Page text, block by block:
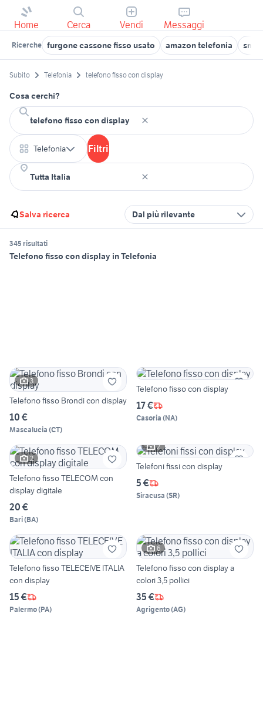
Home Cerca Vendi Messaggi
Ricerche furgone cassone fisso usato amazon telefonia
Subito Telefonia telefono fisso con display
Cosa cerchi?
Telefonia Filtri
Salva ricerca Dal più rilevante
345 risultati
Telefono fisso con display in Telefonia
3
Telefono fisso Brondi con display
10 €
Mascalucia (CT)
Telefono fisso con display
17 €
Casoria (NA)
2
Telefono fisso TELECOM con
display digitale
20 €
Bari(BA)
2
Telefoni fissi con display
5 €
Siracusa (SR)
Telefono fisso TELECEIVE ITALIA
con display
15 €
Palermo(PA)
6
Telefono fisso con display a
colori 3,5 pollici
35 €
Agrigento(AG)